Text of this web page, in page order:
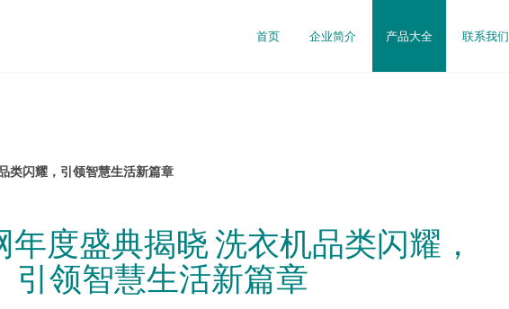
首页 企业简介 产品大全 联系我们
类闪耀，引领智慧生活新篇章
年度盛典揭晓 洗衣机品类闪耀，
引领智慧生活新篇章